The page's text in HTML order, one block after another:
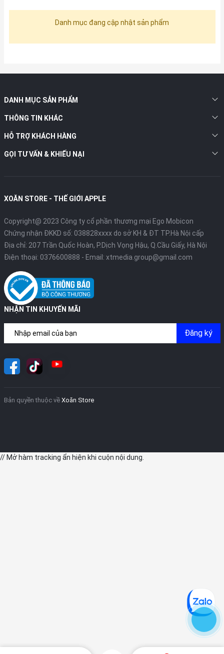
Danh mục đang cập nhật sản phẩm
DANH MỤC SẢN PHẨM
THÔNG TIN KHÁC
HỖ TRỢ KHÁCH HÀNG
GỌI TƯ VẤN & KHIẾU NẠI
XOĂN STORE - THẾ GIỚI APPLE
Copyright@ 2023 Công ty cổ phần thương mại Ego Mobicon
Chứng nhận ĐKKD số: 038828xxxx do sở KH & ĐT TP.Hà Nội cấp
Địa chỉ: 207 Trần Quốc Hoàn, P.Dịch Vọng Hậu, Q.Cầu Giấy, Hà Nội
Điện thoại: 0376600888 - Email: xtmedia.group@gmail.com
NHẬN TIN KHUYẾN MÃI
Đăng ký
Bản quyền thuộc về Xoăn Store
// Mở hàm tracking ẩn hiện khi cuộn nội dung.